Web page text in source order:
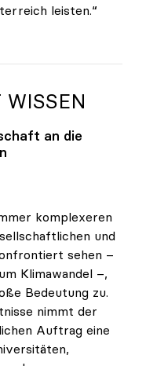
leisten.“
Micro Data
an die
komplexeren
und
sehen –
Klimawandel –,
Bedeutung zu.
nimmt der
Auftrag eine